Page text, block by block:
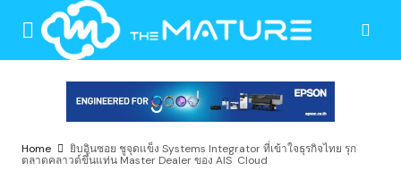
Home
ยิบอินซอย ชูจุดแข็ง Systems Integrator ที่เข้าใจธุรกิจไทย รุก
ตลาดคลาวด์ขึ้นแท่น Master Dealer ของ AIS Cloud